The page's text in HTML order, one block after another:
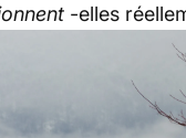
-elles